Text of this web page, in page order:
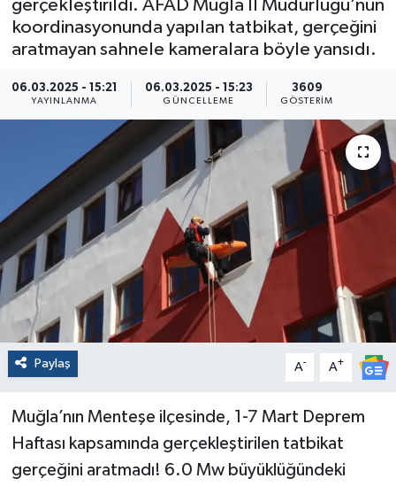
gerçekleştirildi. AFAD Muğla İl Müdürlüğü’nün
koordinasyonunda yapılan tatbikat, gerçeğini
aratmayan sahnele kameralara böyle yansıdı.
06.03.2025 - 15:21
YAYINLANMA
06.03.2025 - 15:23
GÜNCELLEME
3609
GÖSTERIM
Paylaş A- A+
Muğla’nın Menteşe ilçesinde, 1-7 Mart Deprem
Haftası kapsamında gerçekleştirilen tatbikat
gerçeğini aratmadı! 6.0 Mw büyüklüğündeki